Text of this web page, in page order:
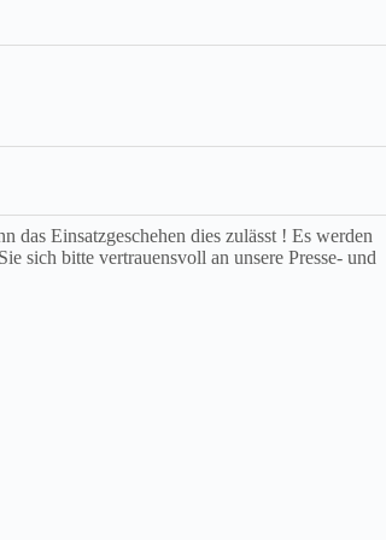
das Einsatzgeschehen dies zulässt ! Es werden
sich bitte vertrauensvoll an unsere Presse- und